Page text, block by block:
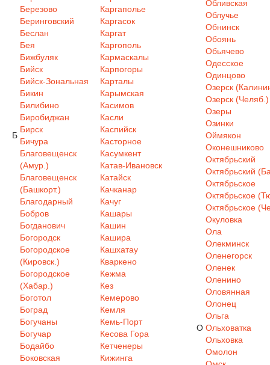
Б
Березово
Беринговский
Беслан
Бея
Бижбуляк
Бийск
Бийск-Зональная
Бикин
Билибино
Биробиджан
Бирск
Бичура
Благовещенск
(Амур.)
Благовещенск
(Башкорт.)
Благодарный
Бобров
Богданович
Богородск
Богородское
(Кировск.)
Богородское
(Хабар.)
Боготол
Боград
Богучаны
Богучар
Бодайбо
Боковская
Каргаполье
Каргасок
Каргат
Каргополь
Кармаскалы
Карпогоры
Карталы
Карымская
Касимов
Касли
Каспийск
Касторное
Касумкент
Катав-Ивановск
Катайск
Качканар
Качуг
Кашары
Кашин
Кашира
Кашхатау
Кваркено
Кежма
Кез
Кемерово
Кемля
Кемь-Порт
Кесова Гора
Кетченеры
Кижинга
О
Обливская
Облучье
Обнинск
Обоянь
Обьячево
Одесское
Одинцово
Озерск
Озерск (Челяб.)
Озеры
Озинки
Оймякон
Оконешниково
Октябрьский
Октябрьский
Октябрьское
Октябрьское
Октябрьское
Окуловка
Ола
Олекминск
Оленегорск
Оленек
Оленино
Оловянная
Олонец
Ольга
Ольховатка
Ольховка
Омолон